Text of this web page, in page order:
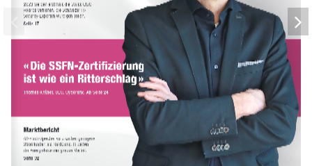
2023 werden erstmals die Swiss CISO
Awards verliehen, die Schweizer IT-
Security-Experten würdigen sollen.
Seite 17
Marktbericht
All-Flash-Speicher verursachen geringere
Stromkosten als Harddisks. In Zeiten
der Energiekrise ein grosser Vorteil.
Seite 32
« Die SSFN-Zertifizierung
ist wie ein Ritterschlag »
Thomas Knüsel, CEO, Cyberlink. Ab Seite 24